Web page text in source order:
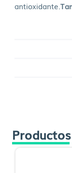
antioxidante.